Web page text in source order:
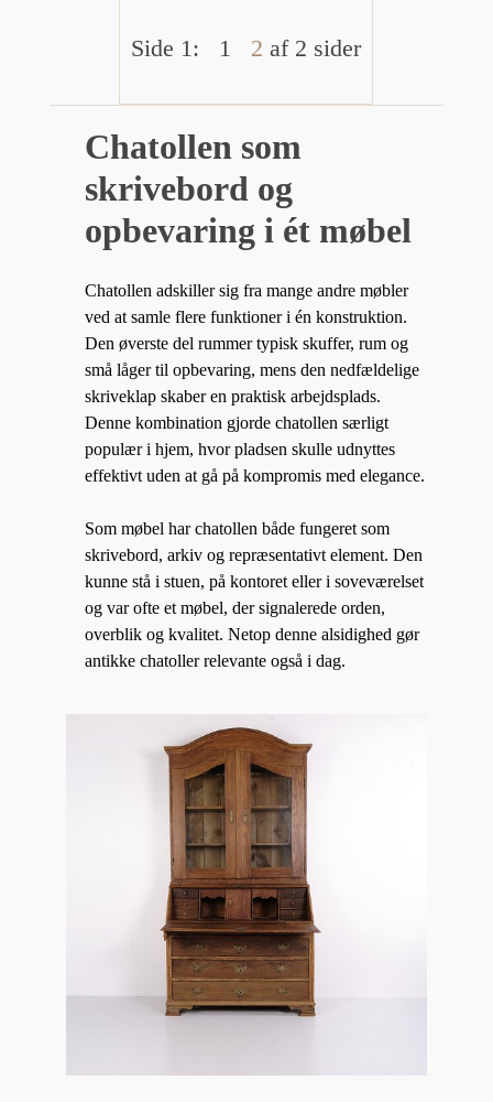
Side 1: 1 2 af 2 sider
Chatollen som
skrivebord og
opbevaring i ét møbel
Chatollen adskiller sig fra mange andre møbler
ved at samle flere funktioner i én konstruktion.
Den øverste del rummer typisk skuffer, rum og
små låger til opbevaring, mens den nedfældelige
skriveklap skaber en praktisk arbejdsplads.
Denne kombination gjorde chatollen særligt
populær i hjem, hvor pladsen skulle udnyttes
effektivt uden at gå på kompromis med elegance.
Som møbel har chatollen både fungeret som
skrivebord, arkiv og repræsentativt element. Den
kunne stå i stuen, på kontoret eller i soveværelset
og var ofte et møbel, der signalerede orden,
overblik og kvalitet. Netop denne alsidighed gør
antikke chatoller relevante også i dag.